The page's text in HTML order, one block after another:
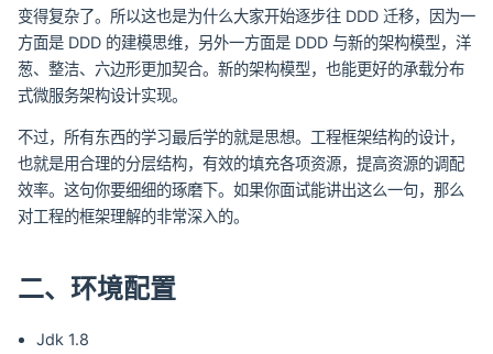
变得复杂了。所以这也是为什么大家开始逐步往 DDD 迁移，因为一
方面是 DDD 的建模思维，另外一方面是 DDD 与新的架构模型，洋
葱、整洁、六边形更加契合。新的架构模型，也能更好的承载分布
式微服务架构设计实现。
不过，所有东西的学习最后学的就是思想。工程框架结构的设计，
也就是用合理的分层结构，有效的填充各项资源，提高资源的调配
效率。这句你要细细的琢磨下。如果你面试能讲出这么一句，那么
对工程的框架理解的非常深入的。
二、环境配置
Jdk 1.8